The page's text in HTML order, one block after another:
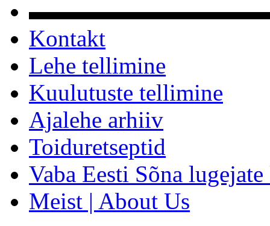
Kontakt
Lehe tellimine
Kuulutuste tellimine
Ajalehe arhiiv
Toiduretseptid
Vaba Eesti Sõna
Meist | About Us